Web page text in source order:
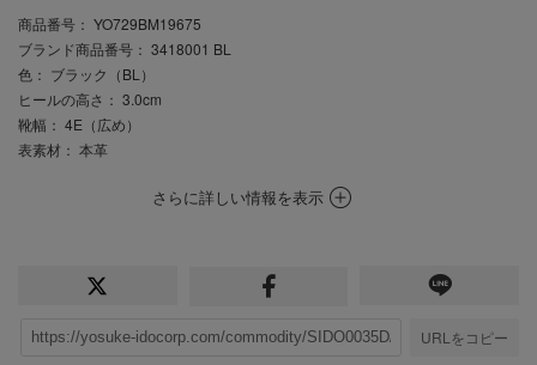
商品番号 ： YO729BM19675
ブランド商品番号 ： 3418001 BL
色 ： ブラック（BL）
ヒールの高さ ： 3.0cm
靴幅 ： 4E（広め）
表素材 ： 本革
さらに詳しい情報を表示
URLをコピー